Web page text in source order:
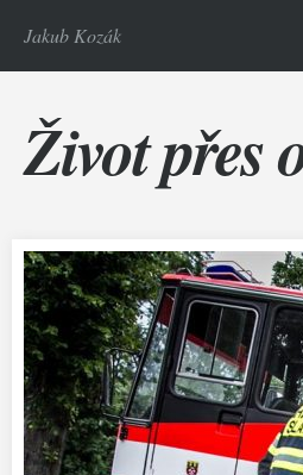
Jakub Kozák
Život přes